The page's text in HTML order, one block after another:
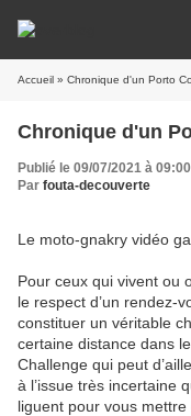
Accueil » Chronique d'un Porto
Chronique d'un
Publié le 09/07/2021 à 09:00
Par fouta-decouverte
Le moto-gnakry vidéo
Pour ceux qui vivent ou
le respect d’un rendez-
constituer un véritable
certaine distance dans
Challenge qui peut
à l’issue très incertaine
liguent pour vous